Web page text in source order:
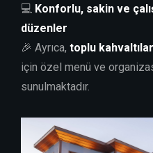
💻 Konforlu, sakin ve
düzenler
🎉 Ayrıca, toplu
için özel menü ve
sunulmaktadır.